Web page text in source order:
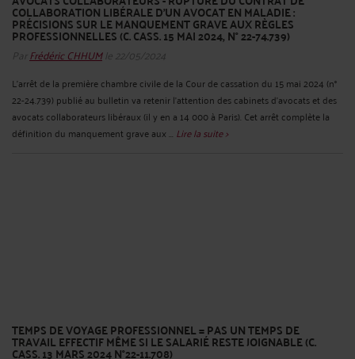
COLLABORATION LIBÉRALE D’UN AVOCAT EN MALADIE :
PRÉCISIONS SUR LE MANQUEMENT GRAVE AUX RÈGLES
PROFESSIONNELLES (C. CASS. 15 MAI 2024, N° 22-74.739)
Par Frédéric CHHUMle 22/05/2024
L’arrêt de la première chambre civile de la Cour de cassation du 15 mai 2024 (n°
22-24.739) publié au bulletin va retenir l’attention des cabinets d’avocats et des
avocats collaborateurs libéraux (il y en a 14 000 à Paris). Cet arrêt complète la
définition du manquement grave aux ... Lire la suite >
TEMPS DE VOYAGE PROFESSIONNEL = PAS UN TEMPS DE
TRAVAIL EFFECTIF MÊME SI LE SALARIÉ RESTE JOIGNABLE (C.
CASS. 13 MARS 2024 N°22-11.708)